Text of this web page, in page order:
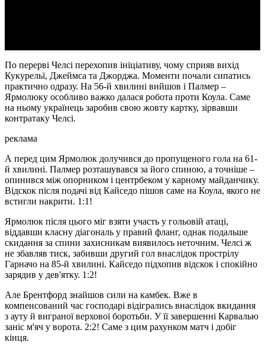
По перерві Челсі перехопив ініціативу, чому сприяв вихід
Кукурельї, Джеймса та Джорджа. Моменти почали сипатись
практично одразу. На 56-й хвилині вийшов і Палмер –
Ярмолюку особливо важко далася робота проти Коула. Саме
на ньому українець заробив свою жовту картку, зірвавши
контратаку Челсі.
реклама
А перед цим Ярмолюк долучився до пропущеного гола на 61-
й хвилині. Палмер розташувався за його спиною, а точніше –
опинився між опорником і центрбеком у карному майданчику.
Відскок після подачі від Кайседо пішов саме на Коула, якого не
встигли накрити. 1:1!
Ярмолюк після цього міг взяти участь у гольовій атаці,
віддавши класну діагональ у правий фланг, однак подальше
скидання за спини захисникам виявилось неточним. Челсі ж
не збавляв тиск, забивши другий гол внаслідок прострілу
Гарначо на 85-й хвилині. Кайседо підхопив відскок і спокійно
зарядив у дев'ятку. 1:2!
Але Брентфорд знайшов сили на камбек. Вже в
компенсований час господарі відігрались внаслідок вкидання
з ауту й виграної верхової боротьби. У її завершенні Карвалью
заніс м'яч у ворота. 2:2! Саме з цим рахунком матч і добіг
кінця.